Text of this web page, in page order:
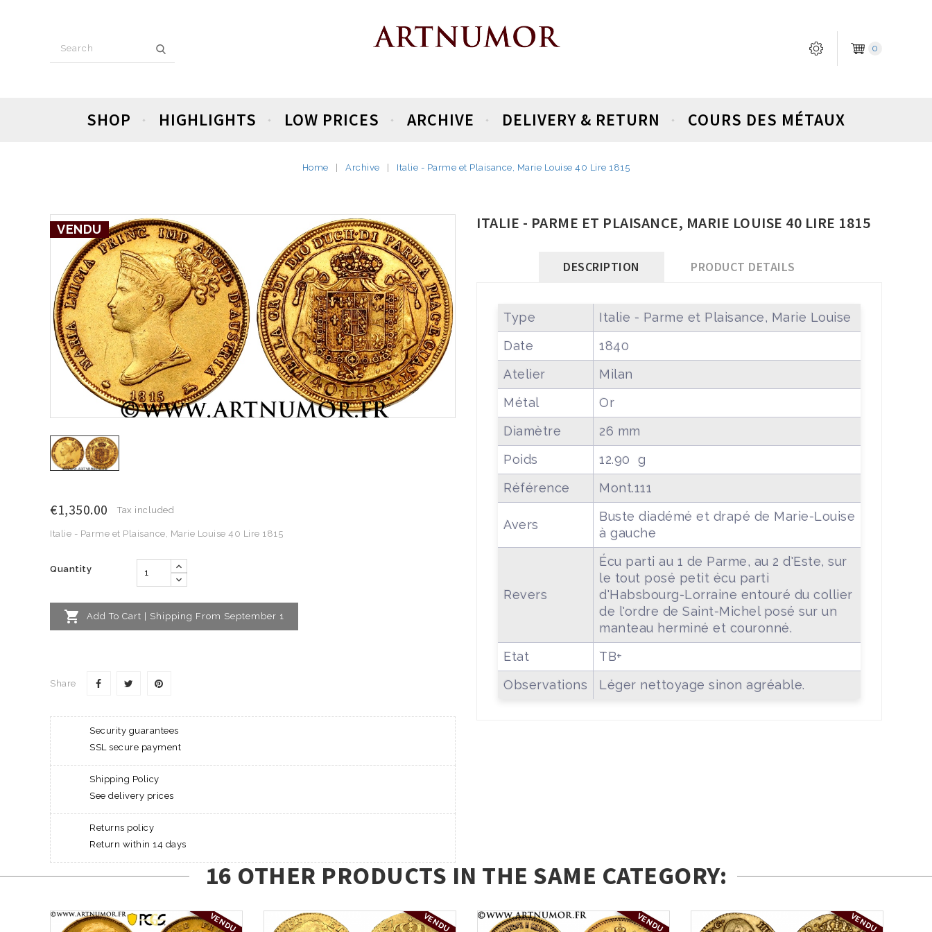
0
SHOP HIGHLIGHTS LOW PRICES ARCHIVE DELIVERY & RETURN COURS DES MÉTAUX
Home Archive Italie - Parme et Plaisance, Marie Louise 40 Lire 1815
VENDU
€1,350.00 Tax included
Italie - Parme et Plaisance, Marie Louise 40 Lire 1815
Quantity
 Add To Cart | Shipping From September 1
Share
Security guarantees
SSL secure payment
Shipping Policy
See delivery prices
Returns policy
Return within 14 days
ITALIE - PARME ET PLAISANCE, MARIE LOUISE 40 LIRE 1815
DESCRIPTION PRODUCT DETAILS
Type
Italie - Parme et Plaisance, Marie Louise
Date
1840
Atelier
Milan
Métal
Or
Diamètre
26 mm
Poids
12.90 g
Référence
Mont.111
Avers
Buste diadémé et drapé de Marie-Louise
à gauche
Revers
Écu parti au 1 de Parme, au 2 d'Este, sur
le tout posé petit écu parti
d'Habsbourg-Lorraine entouré du collier
de l'ordre de Saint-Michel posé sur un
manteau herminé et couronné.
Etat
TB+
Observations
Léger nettoyage sinon agréable.
16 OTHER PRODUCTS IN THE SAME CATEGORY:
VENDU VENDU VENDU VENDU